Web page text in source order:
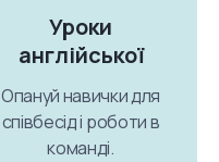
Уроки
англійської
Опануй навички для
співбесід і роботи в
команді.